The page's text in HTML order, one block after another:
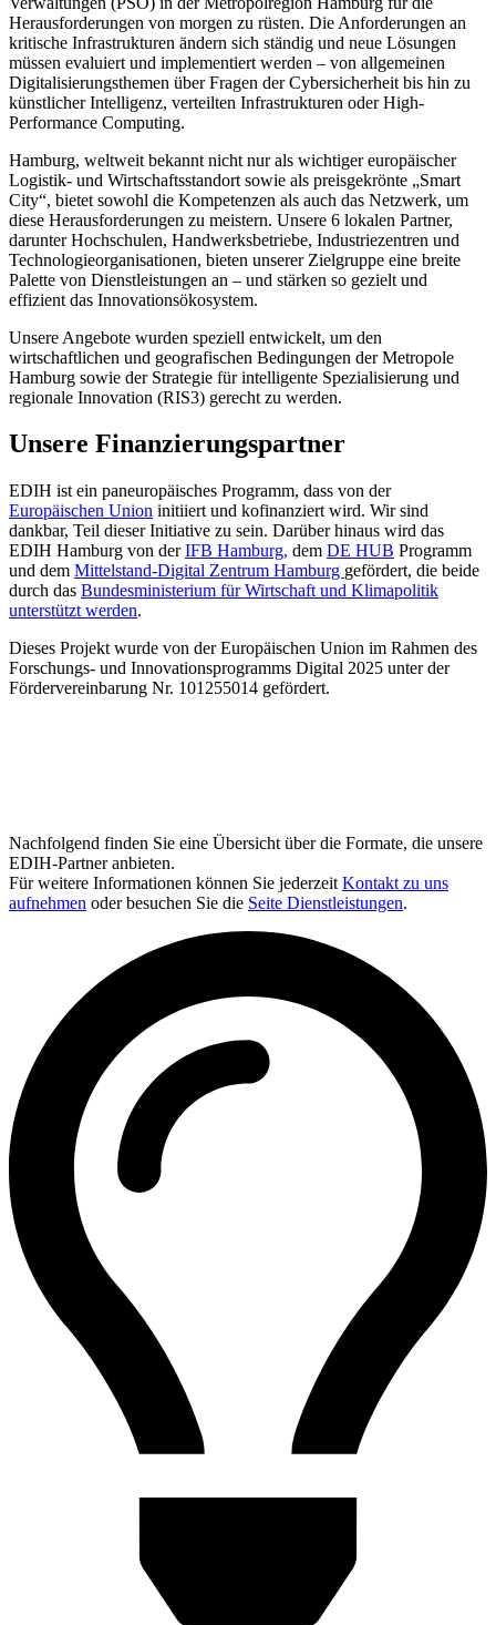
Herausforderungen von morgen zu rüsten. Die Anforderungen an
kritische Infrastrukturen ändern sich ständig und neue Lösungen
müssen evaluiert und implementiert werden – von allgemeinen
Digitalisierungsthemen über Fragen der Cybersicherheit bis hin zu
künstlicher Intelligenz, verteilten Infrastrukturen oder High-
Performance Computing.
Hamburg, weltweit bekannt nicht nur als wichtiger europäischer
Logistik- und Wirtschaftsstandort sowie als preisgekrönte „Smart
City“, bietet sowohl die Kompetenzen als auch das Netzwerk, um
diese Herausforderungen zu meistern. Unsere 6 lokalen Partner,
darunter Hochschulen, Handwerksbetriebe, Industriezentren und
Technologieorganisationen, bieten unserer Zielgruppe eine breite
Palette von Dienstleistungen an – und stärken so gezielt und
effizient das Innovationsökosystem.
Unsere Angebote wurden speziell entwickelt, um den
wirtschaftlichen und geografischen Bedingungen der Metropole
Hamburg sowie der Strategie für intelligente Spezialisierung und
regionale Innovation (RIS3) gerecht zu werden.
Unsere Finanzierungspartner
EDIH ist ein paneuropäisches Programm, dass von der
Europäischen Union initiiert und kofinanziert wird. Wir sind
dankbar, Teil dieser Initiative zu sein. Darüber hinaus wird das
EDIH Hamburg von derIFB Hamburg, dem DE HUB Programm
und dem Mittelstand-Digital Zentrum Hamburg gefördert, die beide
durch das Bundesministerium für Wirtschaft und Klimapolitik
unterstützt werden.
Dieses Projekt wurde von der Europäischen Union im Rahmen des
Forschungs- und Innovationsprogramms Digital 2025 unter der
Fördervereinbarung Nr. 101255014 gefördert.
Nachfolgend finden Sie eine Übersicht über die Formate, die unsere
EDIH-Partner anbieten.
Für weitere Informationen können Sie jederzeit Kontakt zu uns
aufnehmen oder besuchen Sie die Seite Dienstleistungen.